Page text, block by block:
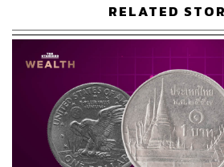
จนกระทั่งเมื่อวันที่ 7 มิถุนายน 2569 เ
เจ้าหน้าที่ตำรวจชุดสืบสวนได้รับข้อมู
เดินทางเข้ามาในประเทศไทยเพื่อใช้
เป็นทางผ่านในการหลบหนี เจ้าหน้าที่จึ
เป็นนักท่องเที่ยวในท่าอากาศยานสุวร
ตัวจับกุมในนาทีสุดท้ายก่อนเคาน์เตอร์
จะปิดทำการ พร้อมทั้งแจ้งยกเลิกสิทธิ
อาณาจักร ก่อนนำตัวส่งห้องกัก กองบั
RELATED